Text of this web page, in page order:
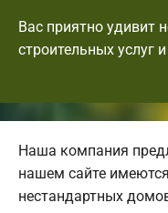
Вас приятно удивит
строительных услуг
Наша компания
нашем сайте
нестандартных